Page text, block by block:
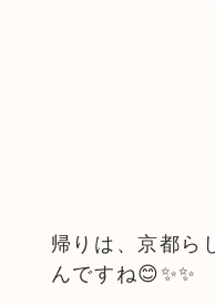
帰りは、京都ら
んですね😊✨✨